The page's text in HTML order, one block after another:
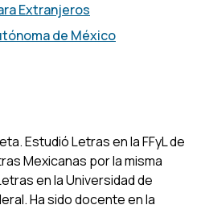
Extranjeros
de México
Estudió Letras en la FFyL de
Mexicanas por la misma
en la Universidad de
Ha sido docente en la